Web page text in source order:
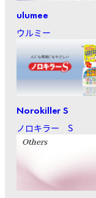
ulumee
ウルミー
Norokiller S
ノロキラー S